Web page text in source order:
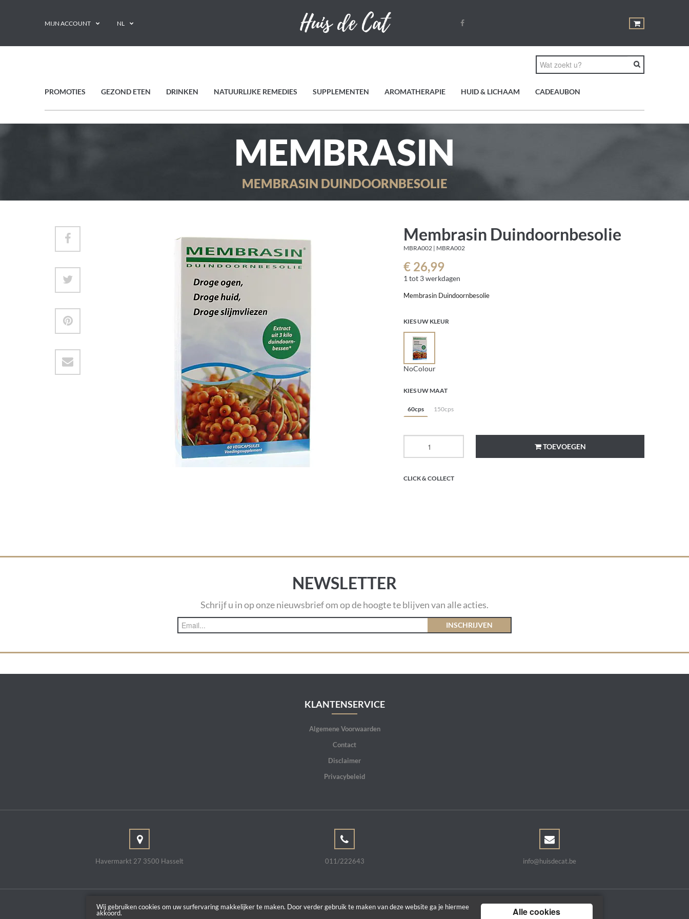
MIJN ACCOUNT NL
PROMOTIES GEZOND ETEN DRINKEN NATUURLIJKE REMEDIES SUPPLEMENTEN AROMATHERAPIE HUID & LICHAAM CADEAUBON
MEMBRASIN
MEMBRASIN DUINDOORNBESOLIE
Membrasin Duindoornbesolie
MBRA002 | MBRA002
€ 26,99
1 tot 3 werkdagen
Membrasin Duindoornbesolie
KIES UW KLEUR
NoColour
KIES UW MAAT
60cps 150cps
TOEVOEGEN
CLICK & COLLECT
NEWSLETTER
Schrijf u in op onze nieuwsbrief om op de hoogte te blijven van alle acties.
INSCHRIJVEN
KLANTENSERVICE
Algemene Voorwaarden
Contact
Disclaimer
Privacybeleid
Havermarkt 27 3500 Hasselt 011/222643 info@huisdecat.be
Wij gebruiken cookies om uw surfervaring makkelijker te maken. Door verder gebruik te maken van deze website ga je hiermee
akkoord.
Alle cookies